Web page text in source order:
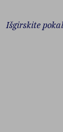
Išgirskite